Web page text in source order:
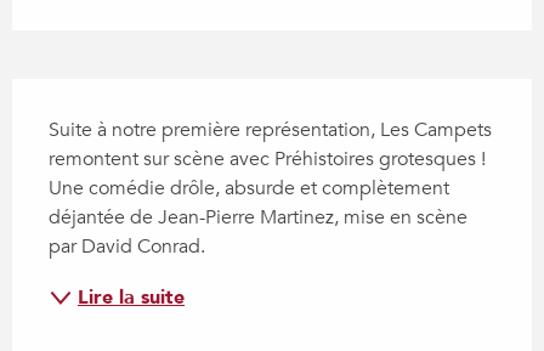
Suite à notre première représentation, Les Campets
remontent sur scène avec Préhistoires grotesques !
Une comédie drôle, absurde et complètement
déjantée de Jean-Pierre Martinez, mise en scène
par David Conrad.
Lire la suite